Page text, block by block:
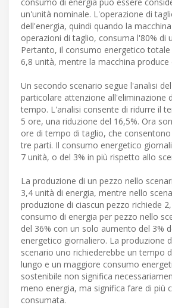
un'unità nominale. L'operazione di
dell'energia, quindi quando la
operazioni di taglio, consuma l'80% di
Pertanto, il consumo energetico
6,8 unità, mentre la macchina produce
Un secondo scenario segue l'analisi
particolare attenzione all'eliminazione
tempo. L'analisi consente di ridurre il
5 ore, una riduzione del 16,5%. Ora
ore di tempo di taglio, che
tre parti. Il consumo energetico
7 unità, o del 3% in più rispetto allo
La produzione di un pezzo nello
3,4 unità di energia, mentre nello
produzione di ciascun pezzo richiede
consumo di energia per pezzo nello
del 36% con un solo aumento del 3%
energetico giornaliero. La produzione
scenario uno richiederebbe un tempo
lungo e un maggiore consumo
sostenibile non significa
meno energia, ma significa fare di più
consumata.